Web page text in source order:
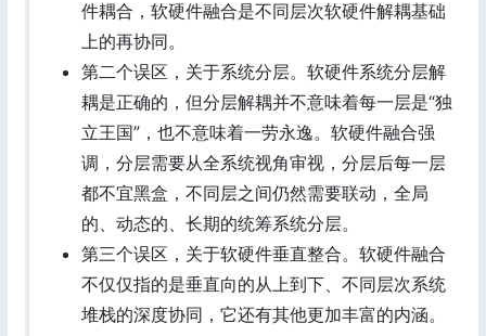
件耦合，软硬件融合是不同层次软硬件解耦基础
上的再协同。
第二个误区，关于系统分层。软硬件系统分层解
耦是正确的，但分层解耦并不意味着每一层是“独
立王国”，也不意味着一劳永逸。软硬件融合强
调，分层需要从全系统视角审视，分层后每一层
都不宜黑盒，不同层之间仍然需要联动，全局
的、动态的、长期的统筹系统分层。
第三个误区，关于软硬件垂直整合。软硬件融合
不仅仅指的是垂直向的从上到下、不同层次系统
堆栈的深度协同，它还有其他更加丰富的内涵。